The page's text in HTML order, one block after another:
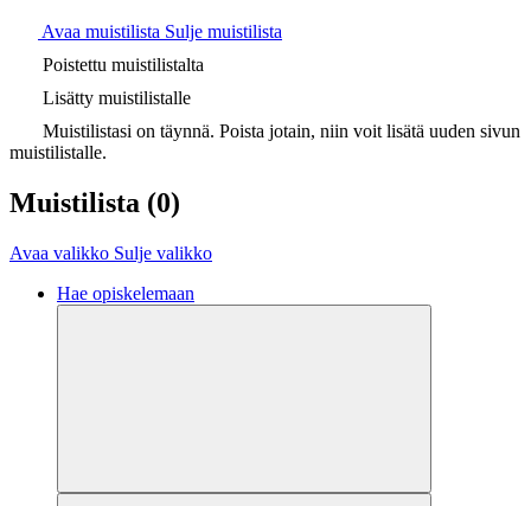
Avaa muistilista Sulje muistilista
Poistettu muistilistalta
Lisätty muistilistalle
Muistilistasi on täynnä. Poista jotain, niin voit lisätä uuden sivun
muistilistalle.
Muistilista (0)
Avaa valikko Sulje valikko
Hae opiskelemaan